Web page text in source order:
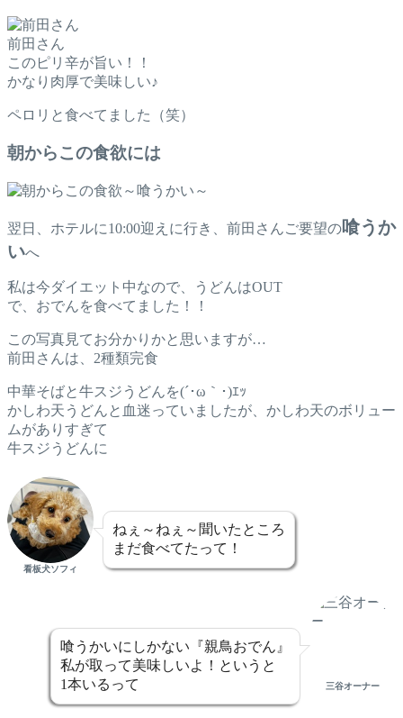
前田さん
このピリ辛が旨い！！
かなり肉厚で美味しい♪
ペロリと食べてました（笑）
朝からこの食欲には
翌日、ホテルに10:00迎えに行き、前田さんご要望の喰うか
いへ
私は今ダイエット中なので、うどんはOUT
で、おでんを食べてました！！
この写真見てお分かりかと思いますが…
前田さんは、2種類完食
中華そばと牛スジうどんを(´･ω｀･)ｴｯ
かしわ天うどんと血迷っていましたが、かしわ天のボリュー
ムがありすぎて
牛スジうどんに
看板犬ソフィ
ねぇ～ねぇ～聞いたところ
まだ食べてたって！
喰うかいにしかない『親鳥おでん』
私が取って美味しいよ！というと
1本いるって
三谷オーナー